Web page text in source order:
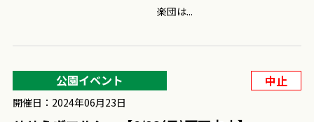
楽団は...
公園イベント 中止
開催日：2024年06月23日